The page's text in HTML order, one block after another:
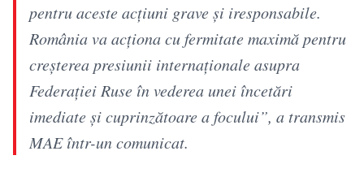
pentru aceste acțiuni grave și iresponsabile.
România va acționa cu fermitate maximă pentru
creșterea presiunii internaționale asupra
Federației Ruse în vederea unei încetări
imediate și cuprinzătoare a focului”, a transmis
MAE într-un comunicat.